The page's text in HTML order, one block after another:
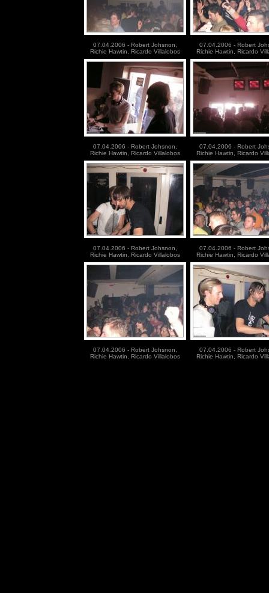
07.04.2006 - Robert Johsnon,
Richie Hawtin, Ricardo Villalobos
07.04.2006 - Robert
Richie Hawtin, Ricardo
07.04.2006 - Robert Johsnon,
Richie Hawtin, Ricardo Villalobos
07.04.2006 - Robert
Richie Hawtin, Ricardo
07.04.2006 - Robert Johsnon,
Richie Hawtin, Ricardo Villalobos
07.04.2006 - Robert
Richie Hawtin, Ricardo
07.04.2006 - Robert Johsnon,
Richie Hawtin, Ricardo Villalobos
07.04.2006 - Robert
Richie Hawtin, Ricardo